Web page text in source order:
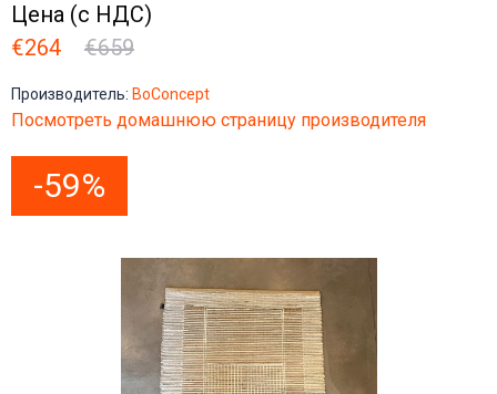
Цена (с НДС)
€264
€659
Производитель: BoConcept
Посмотреть домашнюю страницу производителя
-59%